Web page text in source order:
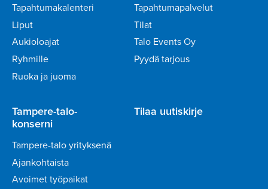
Tapahtumakalenteri
Liput
Aukioloajat
Ryhmille
Ruoka ja juoma
Tapahtumapalvelut
Tilat
Talo Events Oy
Pyydä tarjous
Tampere-talo-
konserni
Tampere-talo yrityksenä
Ajankohtaista
Avoimet työpaikat
Tilaa uutiskirje